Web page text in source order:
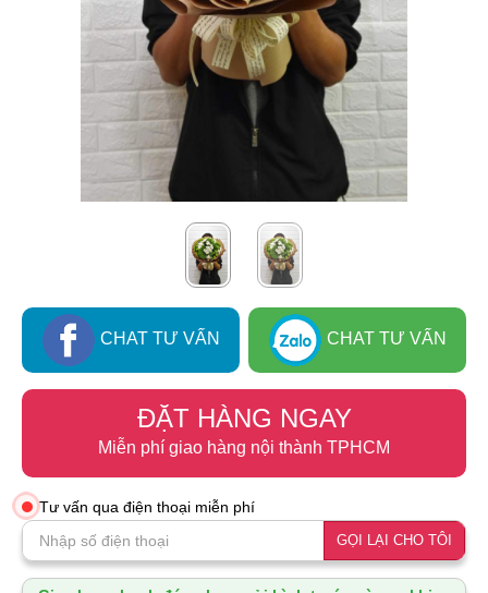
CHAT TƯ VẤN CHAT TƯ VẤN
ĐẶT HÀNG NGAY
Miễn phí giao hàng nội thành TPHCM
Tư vấn qua điện thoại miễn phí
GỌI LẠI CHO TÔI